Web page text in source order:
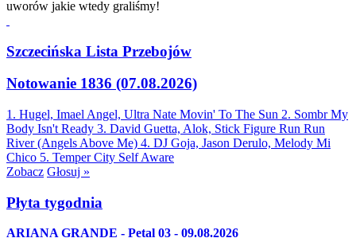
uworów jakie wtedy graliśmy!
Szczecińska Lista Przebojów
Notowanie 1836 (07.08.2026)
1. Hugel, Imael Angel, Ultra Nate Movin' To The Sun 2. Sombr My
Body Isn't Ready 3. David Guetta, Alok, Stick Figure Run Run
River (Angels Above Me) 4. DJ Goja, Jason Derulo, Melody Mi
Chico 5. Temper City Self Aware
Zobacz Głosuj »
Płyta tygodnia
ARIANA GRANDE - Petal 03 - 09.08.2026